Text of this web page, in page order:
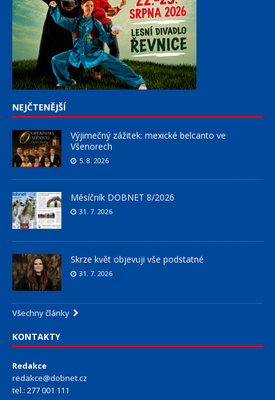
NEJČTENĚJŠÍ
Výjimečný zážitek: mexické belcanto ve
Všenorech
5. 8. 2026
Měsíčník DOBNET 8/2026
31. 7. 2026
Skrze květ objevuji vše podstatné
31. 7. 2026
Všechny články
KONTAKTY
Redakce
redakce@dobnet.cz
tel.: 277 001 111